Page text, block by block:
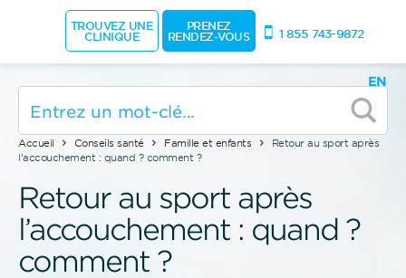
EN
Accueil Conseils santé Famille et enfants
Retour au sport après
l’accouchement : quand ? comment ?
Retour au sport après
l’accouchement : quand ?
comment ?
TROUVEZ UNE
CLINIQUE
PRENEZ
RENDEZ-VOUS 1 855 743-9872